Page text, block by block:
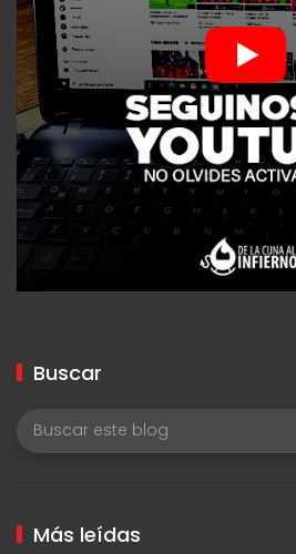
Buscar
Más leídas